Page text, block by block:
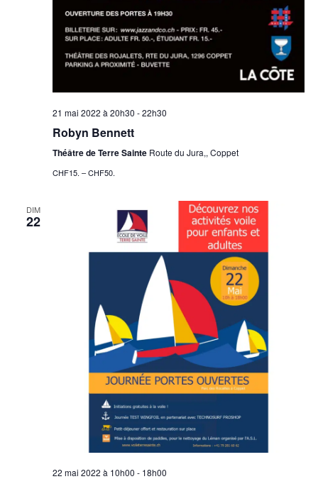
21 mai 2022 à 20h30 -22h30
Robyn Bennett
Théâtre de Terre Sainte Route du Jura,, Coppet
CHF15. – CHF50.
DIM
22
22 mai 2022 à 10h00 - 18h00